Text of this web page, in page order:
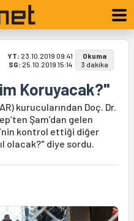
YT: 23.10.2019 09:41
SG: 25.10.2019 15:14
Okuma
3 dakika
Koruyacak?"
kurucularından Doç. Dr.
Şam’dan gelen
kontrol ettiği diğer
olacak?" diye sordu.